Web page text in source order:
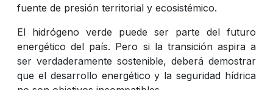
fuente de presión territorial y ecosistémico.
El hidrógeno verde puede ser parte del futuro
energético del país. Pero si la transición aspira a
ser verdaderamente sostenible, deberá demostrar
que el desarrollo energético y la seguridad hídrica